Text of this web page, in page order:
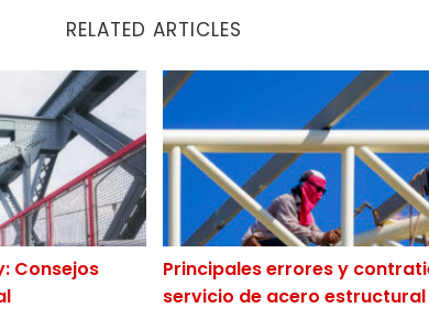
RELATED ARTICLES
para elegir al proveedor ideal
Consejos
Principales errores y
Principales errores y
servicio de acero estructural